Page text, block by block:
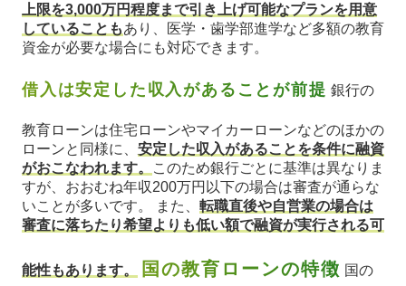
上限を3,000万円程度まで引き上げ可能なプランを用意
していることもあり、医学・歯学部進学など多額の教育
資金が必要な場合にも対応できます。
借入は安定した収入があることが前提 銀行の
教育ローンは住宅ローンやマイカーローンなどのほかの
ローンと同様に、 安定した収入があることを条件に融資
がおこなわれます。
このため銀行ごとに基準は異なりま
すが、おおむね年収200万円以下の場合は審査が通らな
いことが多いです。 また、 転職直後や自営業の場合は
審査に落ちたり希望よりも低い額で融資が実行される可
能性もあります。 国の教育ローンの特徴 国の